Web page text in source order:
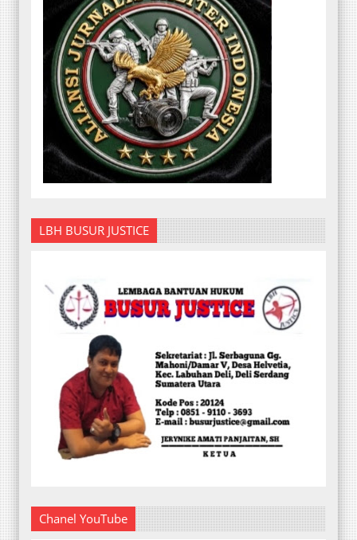
LBH BUSUR JUSTICE
Chanel YouTube